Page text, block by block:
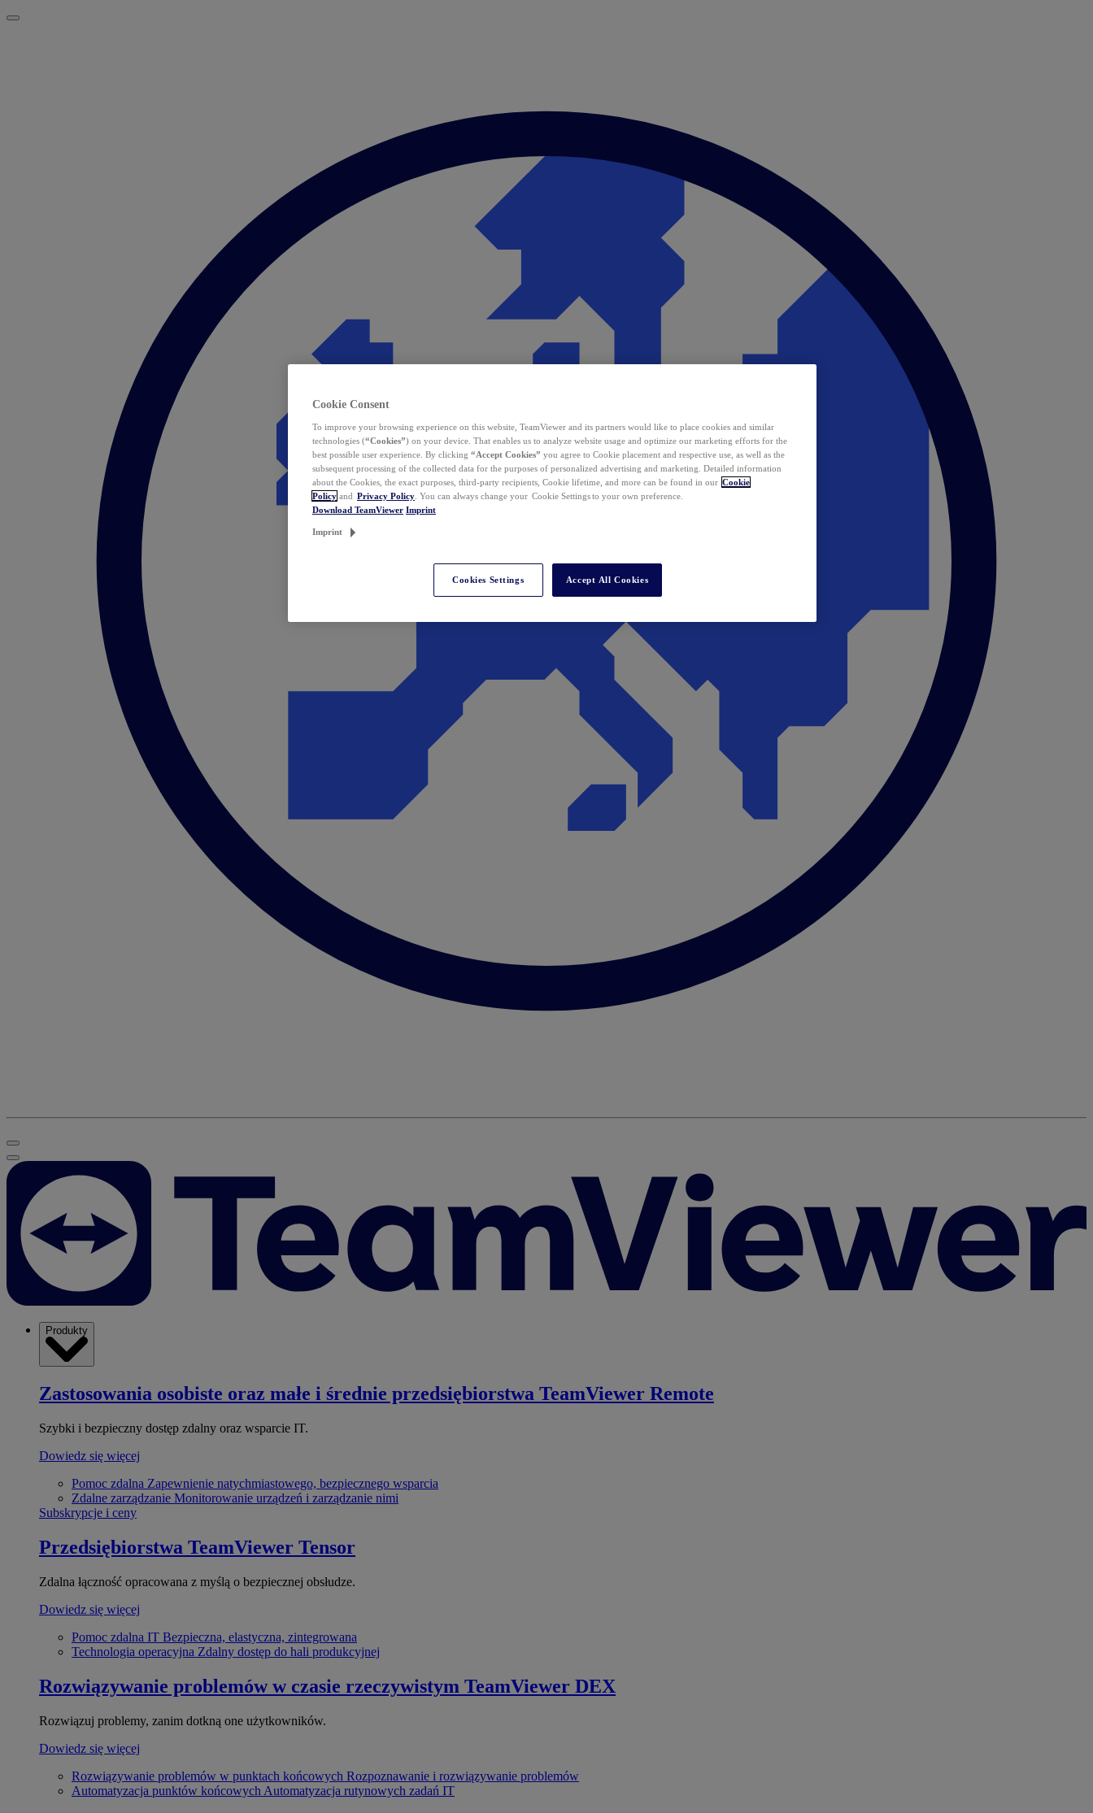
Produkty
Zastosowania osobiste oraz małe i średnie przedsiębiorstwa TeamViewer Remote
Szybki i bezpieczny dostęp zdalny oraz wsparcie IT.
Dowiedz się więcej
Pomoc zdalna Zapewnienie natychmiastowego, bezpiecznego wsparcia
Zdalne zarządzanie Monitorowanie urządzeń i zarządzanie nimi
Subskrypcje i ceny
Przedsiębiorstwa TeamViewer Tensor
Zdalna łączność opracowana z myślą o bezpiecznej obsłudze.
Dowiedz się więcej
Pomoc zdalna IT Bezpieczna, elastyczna, zintegrowana
Technologia operacyjna Zdalny dostęp do hali produkcyjnej
Rozwiązywanie problemów w czasie rzeczywistym TeamViewer DEX
Rozwiązuj problemy, zanim dotkną one użytkowników.
Dowiedz się więcej
Rozwiązywanie problemów w punktach końcowych Rozpoznawanie i rozwiązywanie problemów
Automatyzacja punktów końcowych Automatyzacja rutynowych zadań IT
Cookie Consent
To improve your browsing experience on this website, TeamViewer and its partners would like to place cookies and similar
technologies (“Cookies”) on your device. That enables us to analyze website usage and optimize our marketing efforts for the
best possible user experience. By clicking “Accept Cookies” you agree to Cookie placement and respective use, as well as the
subsequent processing of the collected data for the purposes of personalized advertising and marketing. Detailed information
about the Cookies, the exact purposes, third-party recipients, Cookie lifetime, and more can be found in our Cookie
Policy and Privacy Policy . You can always change your Cookie Settings to your own preference.
Download TeamViewer Imprint
Imprint
Cookies Settings Accept All Cookies